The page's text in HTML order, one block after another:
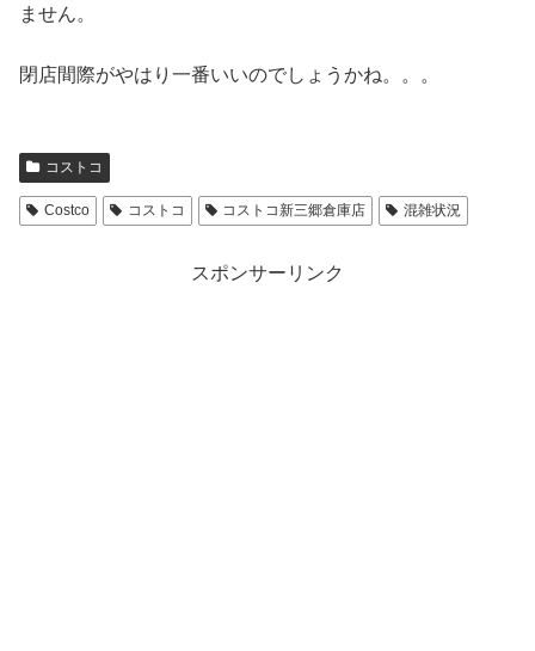
ません。
閉店間際がやはり一番いいのでしょうかね。。。
コストコ
Costco コストコ コストコ新三郷倉庫店 混雑状況
スポンサーリンク